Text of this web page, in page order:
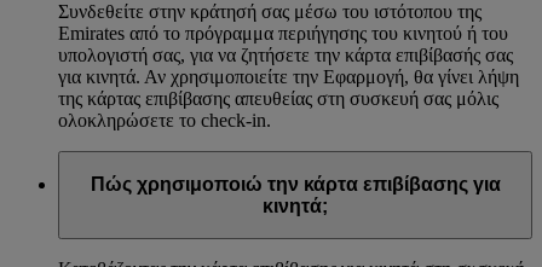
Συνδεθείτε στην κράτησή σας μέσω του ιστότοπου της
Emirates από το πρόγραμμα περιήγησης του κινητού ή του
υπολογιστή σας, για να ζητήσετε την κάρτα επιβίβασής σας
για κινητά. Αν χρησιμοποιείτε την Εφαρμογή, θα γίνει λήψη
της κάρτας επιβίβασης απευθείας στη συσκευή σας μόλις
ολοκληρώσετε το check-in.
Πώς χρησιμοποιώ την κάρτα επιβίβασης για
κινητά;